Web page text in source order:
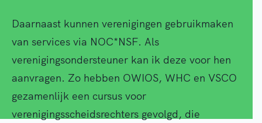
Daarnaast kunnen verenigingen gebruikmaken
van services via NOC*NSF. Als
verenigingsondersteuner kan ik deze voor hen
aanvragen. Zo hebben OWIOS, WHC en VSCO
gezamenlijk een cursus voor
verenigingsscheidsrechters gevolgd, die